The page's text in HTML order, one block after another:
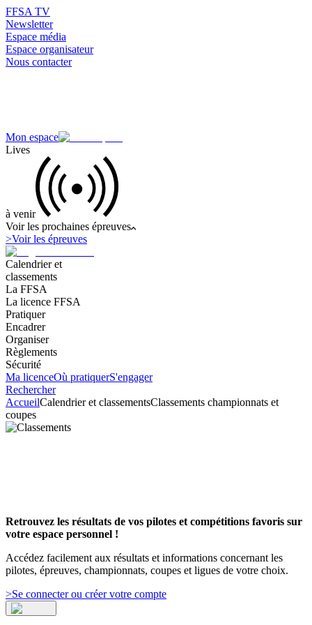
FFSA TV
Newsletter
Espace média
Espace organisateur
Nous contacter
Mon espace
Lives
à venir
Voir les prochaines épreuves
>Voir les épreuves
Calendrier et
classements
La FFSA
La licence FFSA
Pratiquer
Encadrer
Organiser
Règlements
Sécurité
Ma licenceOù pratiquerS'engager
Rechercher
AccueilCalendrier et classementsClassements championnats et
coupes
Retrouvez les résultats de vos pilotes et compétitions favoris sur
votre espace personnel !
Accédez facilement aux résultats et informations concernant les
pilotes, épreuves, championnats, coupes et ligues de votre choix.
>Se connecter ou créer votre compte